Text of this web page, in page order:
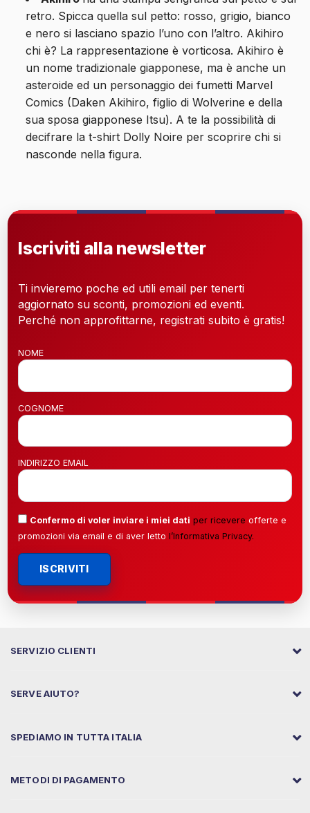
retro. Spicca quella sul petto: rosso, grigio, bianco
e nero si lasciano spazio l’uno con l’altro. Akihiro
chi è? La rappresentazione è vorticosa. Akihiro è
un nome tradizionale giapponese, ma è anche un
asteroide ed un personaggio dei fumetti Marvel
Comics (Daken Akihiro, figlio di Wolverine e della
sua sposa giapponese Itsu). A te la possibilità di
decifrare la t-shirt Dolly Noire per scoprire chi si
nasconde nella figura.
Iscriviti alla newsletter
Ti invieremo poche ed utili email per tenerti
aggiornato su sconti, promozioni ed eventi.
Perché non approfittarne, registrati subito è gratis!
NOME
COGNOME
INDIRIZZO EMAIL
Confermo di voler inviare i miei dati per ricevere offerte e
promozioni via email e di aver letto l’Informativa Privacy.
ISCRIVITI
SERVIZIO CLIENTI
SERVE AIUTO?
SPEDIAMO IN TUTTA ITALIA
METODI DI PAGAMENTO